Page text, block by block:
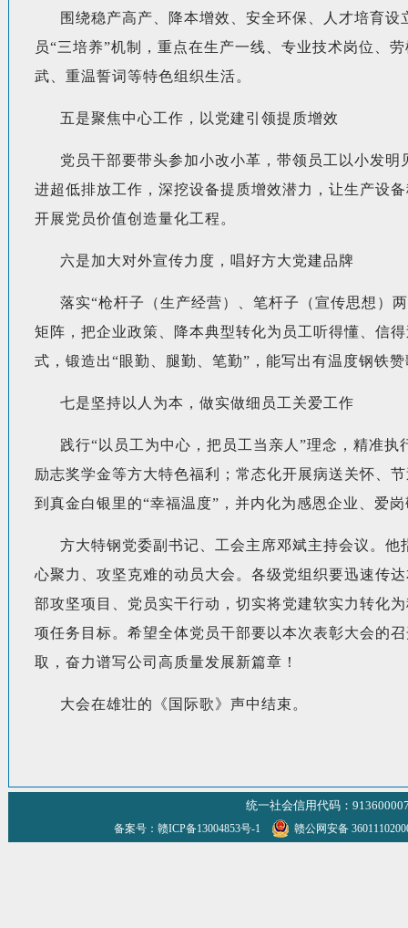
围绕稳产高产、降本增效、安全环保、人才培育
员“三培养”机制，重点在生产一线、专业技术岗位、
武、重温誓词等特色组织生活。
五是聚焦中心工作，以党建引领提质增效
党员干部要带头参加小改小革，带领员工以小发
进超低排放工作，深挖设备提质增效潜力，让生产设
开展党员价值创造量化工程。
六是加大对外宣传力度，唱好方大党建品牌
落实“枪杆子（生产经营）、笔杆子（宣传思想）
矩阵，把企业政策、降本典型转化为员工听得懂、信
式，锻造出“眼勤、腿勤、笔勤”，能写出有温度钢铁
七是坚持以人为本，做实做细员工关爱工作
践行“以员工为中心，把员工当亲人”理念，精准
励志奖学金等方大特色福利；常态化开展病送关怀、
到真金白银里的“幸福温度”，并内化为感恩企业、爱
方大特钢党委副书记、工会主席邓斌主持会议。
心聚力、攻坚克难的动员大会。各级党组织要迅速传
部攻坚项目、党员实干行动，切实将党建软实力转化
项任务目标。希望全体党员干部要以本次表彰大会的
取，奋力谱写公司高质量发展新篇章！
大会在雄壮的《国际歌》声中结束。
统一社会信用代码：
备案号：赣ICP备13004853号-1 赣公网安备